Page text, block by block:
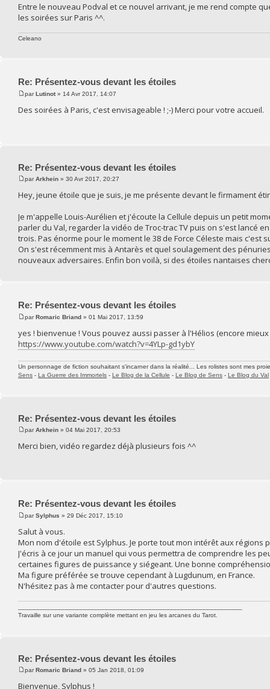
Entre le nouveau Podval et ce nouvel arrivant, je me rend compte
les soirées sur Paris ^^.
Celeano
Re: Présentez-vous devant les étoiles
parLutinot» 14 Avr 2017, 14:07
Des soirées à Paris, c'est envisageable ! ;-) Merci pour votre accueil.
Re: Présentez-vous devant les étoiles
parArkhein » 30 Avr 2017, 20:27
Hey, jeune étoile que je suis, je me présente devant le firmament
Je m'appelle Louis-Aurélien et j'écoute la Cellule depuis un petit
parler du Val, regarder la vidéo de Troc-trac TV puis on s'est lancé
trois. Pas énorme pour le moment le 38 de Force Céleste mais c'est
On s'est récemment mis à Antarès et quel soulagement des
nouveaux adversaires. Enfin bon voilà, si des étoiles nantaises
Re: Présentez-vous devant les étoiles
parRomaric Briand » 01 Mai 2017, 13:59
yes ! bienvenue ! Vous pouvez aussi passer à l'Hélios (encore
https://www.youtube.com/watch?v=4YLp-gd1ybY
Un personnage de fiction souhaitant s'incarner dans la réalité... Les rolistes sont mes
Sens - La Guerre des Immortels - Le Blog de la Cellule - Le Blog de Sens - Le Blog du Val
Re: Présentez-vous devant les étoiles
parArkhein » 04 Mai 2017, 20:53
Merci bien, vidéo regardez déjà plusieurs fois ^^
Re: Présentez-vous devant les étoiles
parSylphus » 29 Déc 2017, 15:10
Salut à vous.
Mon nom d'étoile est Sylphus. Je porte tout mon intérêt aux
J'écris à ce jour un manuel qui vous permettra de comprendre les
certaines figures de puissance y siégeant. Une bonne
Ma figure préférée se trouve cependant à Lugdunum, en France.
N'hésitez pas à me contacter pour d'autres questions.
Travaille sur une variante complète mettant en jeu les arcanes du Tarot.
Re: Présentez-vous devant les étoiles
parRomaric Briand » 05 Jan 2018, 01:09
Bienvenue, Sylphus !